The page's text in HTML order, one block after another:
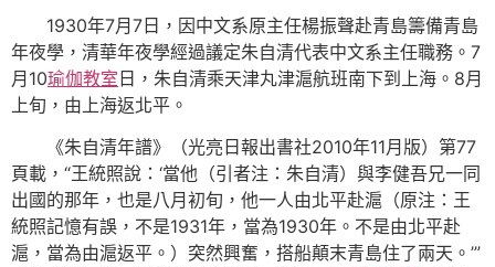
1930年7月7日，因中文系原主任楊振聲赴青島籌備青島
年夜學，清華年夜學經過議定朱自清代表中文系主任職務。7
月10瑜伽教室 日，朱自清乘天津丸津滬航班南下到上海。8月
上旬，由上海返北平。
《朱自清年譜》（光亮日報出書社2010年11月版）第77
頁載，“王統照說：‘當他（引者注：朱自清）與李健吾兄一同
出國的那年，也是八月初旬，他一人由北平赴滬（原注：王
統照記憶有誤，不是1931年，當為1930年。不是由北平赴
滬，當為由滬返平。）突然興奮，搭船顛末青島住了兩天。’”